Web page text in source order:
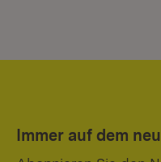
Immer auf dem